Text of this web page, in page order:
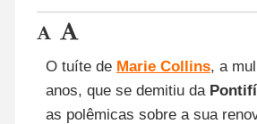
O tuíte de Marie Collins, a
anos, que se demitiu da
as polêmicas sobre a sua